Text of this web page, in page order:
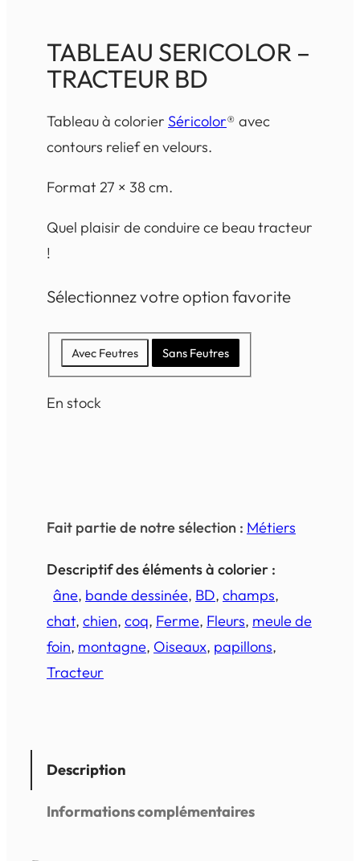
TABLEAU SERICOLOR –
TRACTEUR BD
Tableau à colorier Séricolor® avec
contours relief en velours.
Format 27 × 38 cm.
Quel plaisir de conduire ce beau tracteur
!
Sélectionnez votre option favorite
Avec Feutres Sans Feutres
En stock
Fait partie de notre sélection : Métiers
Descriptif des éléments à colorier :
âne, bande dessinée, BD, champs
chat, chien, coq, Ferme, Fleurs, meule de
foin, montagne, Oiseaux, papillons
Tracteur
Description
Informations complémentaires